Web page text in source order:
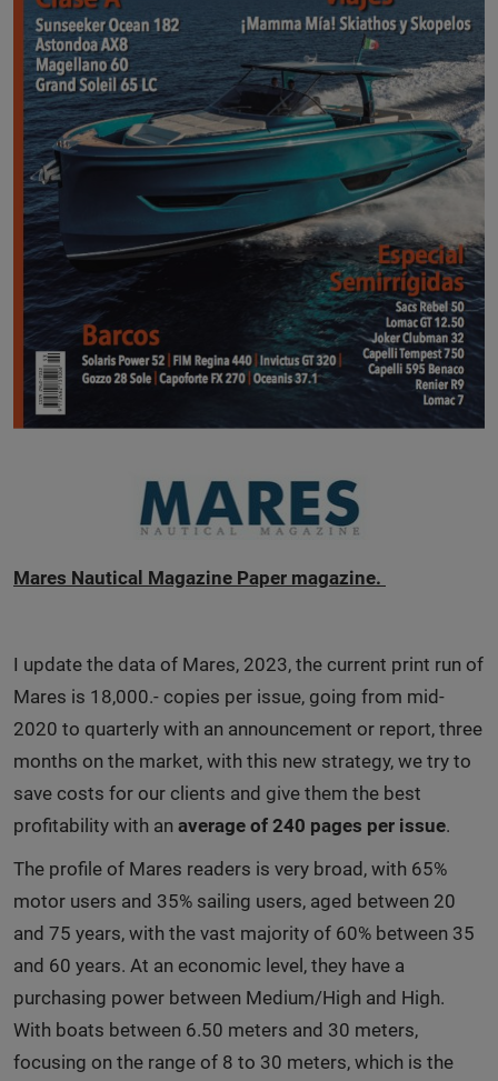
Mares Nautical Magazine Paper magazine.
I update the data of Mares, 2023, the current print run of
Mares is 18,000.- copies per issue, going from mid-
2020 to quarterly with an announcement or report, three
months on the market, with this new strategy, we try to
save costs for our clients and give them the best
profitability with an average of 240 pages per issue.
The profile of Mares readers is very broad, with 65%
motor users and 35% sailing users, aged between 20
and 75 years, with the vast majority of 60% between 35
and 60 years. At an economic level, they have a
purchasing power between Medium/High and High.
With boats between 6.50 meters and 30 meters,
focusing on the range of 8 to 30 meters, which is the